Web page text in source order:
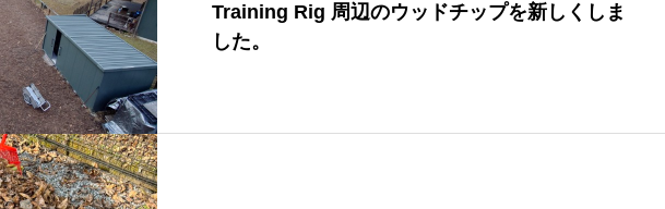
Training Rig 周辺のウッドチップを新しくしま
した。